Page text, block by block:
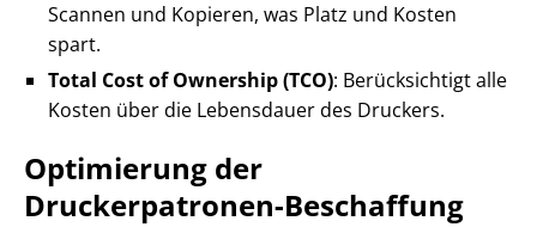
Scannen und Kopieren, was Platz und Kosten
spart.
Total Cost of Ownership (TCO): Berücksichtigt alle
Kosten über die Lebensdauer des Druckers.
Optimierung der
Druckerpatronen-Beschaffung